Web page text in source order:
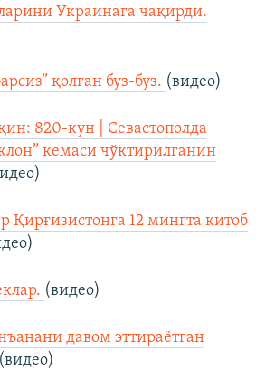
Украинага чақирди.
қолган буз-буз. (видео)
820-кун | Севастополда
кемаси чўктирилганин
Қирғизистонга 12 мингта китоб
(видео)
давом эттираётган
(видео)